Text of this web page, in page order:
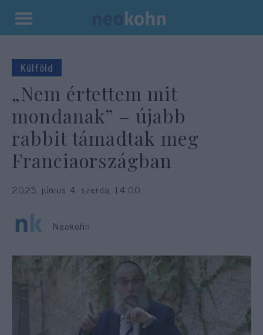
Kilépés
tartalomba
Külföld
„Nem értettem mit
mondanak” – újabb
rabbit támadtak meg
Franciaországban
2025. június 4. szerda, 14:00
Neokohn